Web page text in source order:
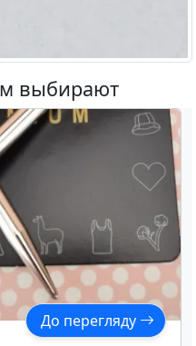
выбирают
До перегляду